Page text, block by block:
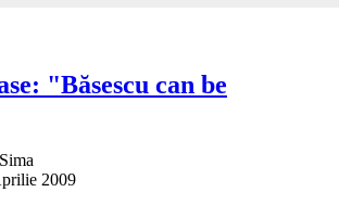
"Băsescu can be
2009